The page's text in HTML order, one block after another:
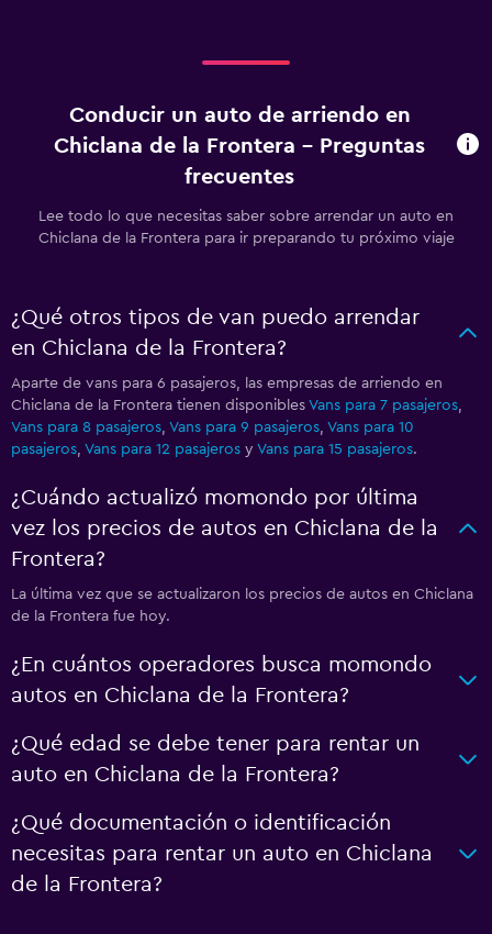
Conducir un auto de arriendo en
Chiclana de la Frontera - Preguntas
frecuentes
Lee todo lo que necesitas saber sobre arrendar un auto en
Chiclana de la Frontera para ir preparando tu próximo viaje
¿Qué otros tipos de van puedo arrendar
en Chiclana de la Frontera?
Aparte de vans para 6 pasajeros, las empresas de arriendo en
Chiclana de la Frontera tienen disponibles Vans para 7 pasajeros,
Vans para 8 pasajeros, Vans para 9 pasajeros, Vans para 10
pasajeros, Vans para 12 pasajeros y Vans para 15 pasajeros.
¿Cuándo actualizó momondo por última
vez los precios de autos en Chiclana de la
Frontera?
La última vez que se actualizaron los precios de autos en Chiclana
de la Frontera fue hoy.
¿En cuántos operadores busca momondo
autos en Chiclana de la Frontera?
¿Qué edad se debe tener para rentar un
auto en Chiclana de la Frontera?
¿Qué documentación o identificación
necesitas para rentar un auto en Chiclana
de la Frontera?